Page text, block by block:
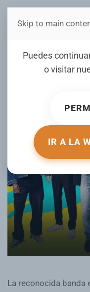
Estás en
Puedes
o visitar
IR A LA
Skip to main
Maroon 5
Chavón
La reconocida banda